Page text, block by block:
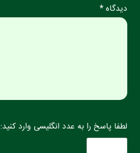
دیدگاه *
لطفا پاسخ را به عدد انگلیسی وارد کنید: